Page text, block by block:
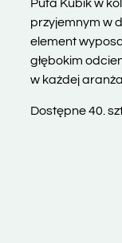
Pufa Kubik w
przyjemnym w
element
głębokim
w każdej
Dostępne 40.